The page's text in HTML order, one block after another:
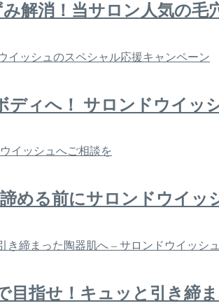
解消！当サロン人気の毛
ディへ！ サロンドウイッ
める前にサロンドウイッ
目指せ！キュッと引き締